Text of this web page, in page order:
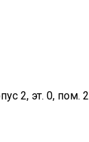
2, эт. 0, пом. 2